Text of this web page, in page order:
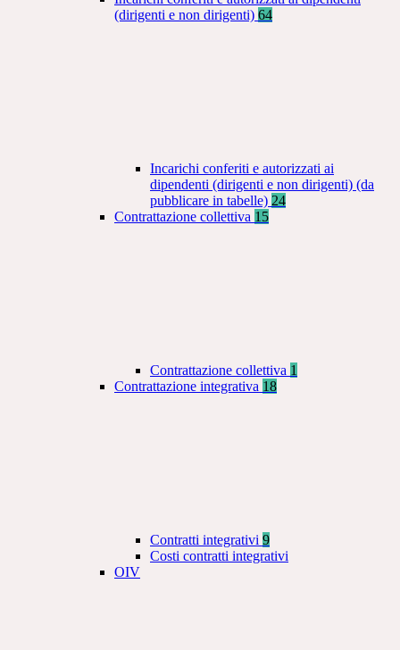
(dirigenti e non dirigenti) 64
Incarichi conferiti e autorizzati ai
dipendenti (dirigenti e non dirigenti) (da
pubblicare in tabelle) 24
Contrattazione collettiva 15
Contrattazione collettiva 1
Contrattazione integrativa 18
Contratti integrativi 9
Costi contratti integrativi
OIV